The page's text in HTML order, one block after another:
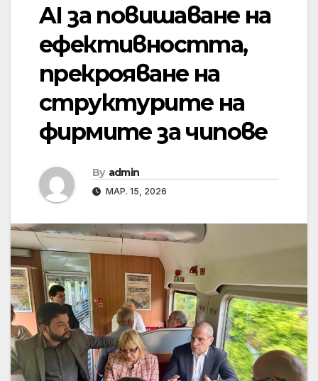
AI за повишаване на
ефективността,
прекрояване на
структурите на
фирмите за чипове
By admin
МАР. 15, 2026